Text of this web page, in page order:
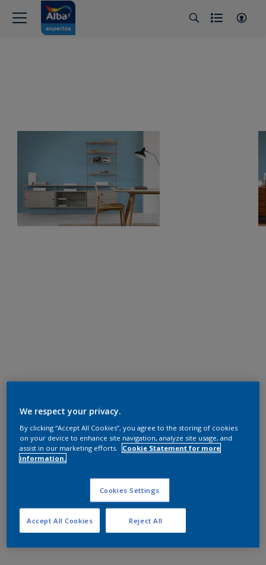
We respect your privacy.
By clicking “Accept All Cookies”, you agree to the storing of cookies
on your device to enhance site navigation, analyze site usage, and
assist in our marketing efforts.
Cookie Statement for more
information.
Cookies Settings
Reject All
Accept All Cookies